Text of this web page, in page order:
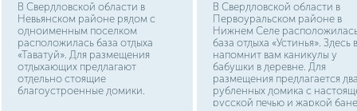
В Свердловской области в
Невьянском районе рядом с
одноименным поселком
расположилась база отдыха
«Таватуй». Для размещения
отдыхающих предлагают
отдельно стоящие
благоустроенные домики.
В Свердловской области в
Первоуральском районе в
Нижнем Селе
база отдыха «Устинья». Здесь
напомнит вам каникулы у
бабушки в деревне. Для
размещения предлагается
рубленных домика с
русской печью и жаркой